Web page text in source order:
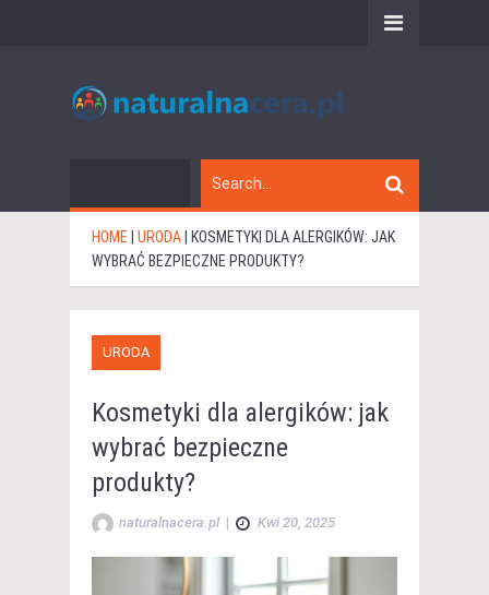
HOME URODA
KOSMETYKI DLA ALERGIKÓW: JAK
WYBRAĆ BEZPIECZNE PRODUKTY?
URODA
Kosmetyki dla alergików: jak
wybrać bezpieczne
produkty?
naturalnacera.pl | Kwi 20, 2025